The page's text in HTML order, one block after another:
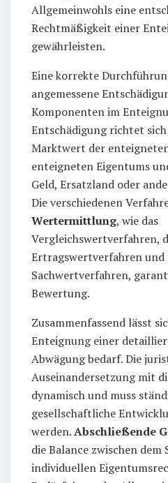
Allgemeinwohls eine
Rechtmäßigkeit einer
gewährleisten.
Eine korrekte
angemessene
Komponenten im
Entschädigung richtet
Marktwert der
enteigneten Eigentums
Geld, Ersatzland oder
Die verschiedenen
Wertermittlung, wie das
Vergleichswertverfahren,
Ertragswertverfahren und
Sachwertverfahren,
Bewertung.
Zusammenfassend lässt
Enteignung einer
Abwägung bedarf. Die
Auseinandersetzung mit
dynamisch und muss
gesellschaftliche
werden.Abschließende
die Balance zwischen dem
individuellen